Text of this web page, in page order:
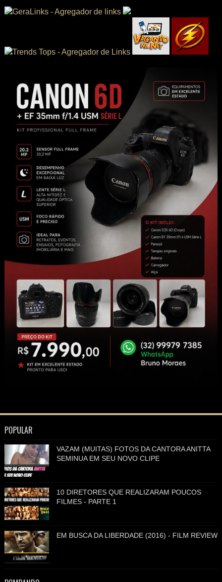
POPULAR
VAZAM (MUITAS) FOTOS DA CANTORA ANITTA
SEMINUA EM SEU NOVO CLIPE
10 DIRETORES QUE REALIZARAM POUCOS
FILMES - PARTE 1
EM BUSCA DA LIBERDADE (2016) - FILM REVIEW